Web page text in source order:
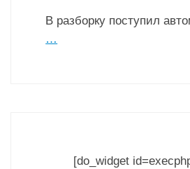
В разборку поступил
…
[do_widget